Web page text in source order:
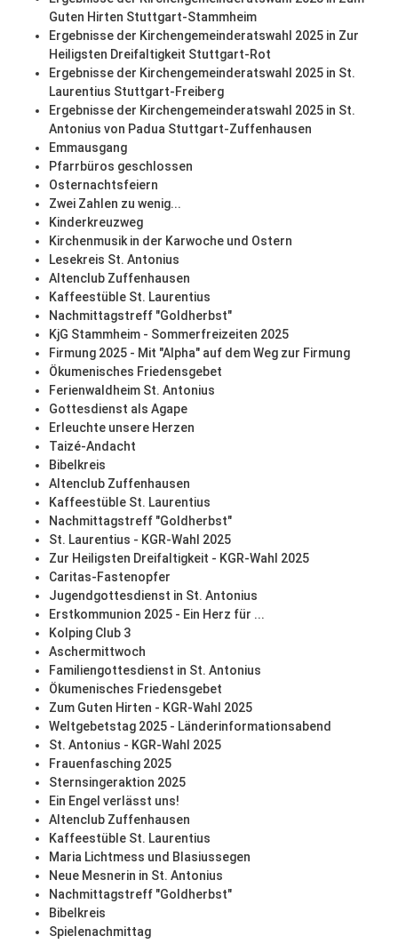
Guten Hirten Stuttgart-Stammheim
Ergebnisse der Kirchengemeinderatswahl 2025 in Zur
Heiligsten Dreifaltigkeit Stuttgart-Rot
Ergebnisse der Kirchengemeinderatswahl 2025 in St.
Laurentius Stuttgart-Freiberg
Ergebnisse der Kirchengemeinderatswahl 2025 in St.
Antonius von Padua Stuttgart-Zuffenhausen
Emmausgang
Pfarrbüros geschlossen
Osternachtsfeiern
Zwei Zahlen zu wenig...
Kinderkreuzweg
Kirchenmusik in der Karwoche und Ostern
Lesekreis St. Antonius
Altenclub Zuffenhausen
Kaffeestüble St. Laurentius
Nachmittagstreff "Goldherbst"
KjG Stammheim - Sommerfreizeiten 2025
Firmung 2025 - Mit "Alpha" auf dem Weg zur Firmung
Ökumenisches Friedensgebet
Ferienwaldheim St. Antonius
Gottesdienst als Agape
Erleuchte unsere Herzen
Taizé-Andacht
Bibelkreis
Altenclub Zuffenhausen
Kaffeestüble St. Laurentius
Nachmittagstreff "Goldherbst"
St. Laurentius - KGR-Wahl 2025
Zur Heiligsten Dreifaltigkeit - KGR-Wahl 2025
Caritas-Fastenopfer
Jugendgottesdienst in St. Antonius
Erstkommunion 2025 - Ein Herz für ...
Kolping Club 3
Aschermittwoch
Familiengottesdienst in St. Antonius
Ökumenisches Friedensgebet
Zum Guten Hirten - KGR-Wahl 2025
Weltgebetstag 2025 - Länderinformationsabend
St. Antonius - KGR-Wahl 2025
Frauenfasching 2025
Sternsingeraktion 2025
Ein Engel verlässt uns!
Altenclub Zuffenhausen
Kaffeestüble St. Laurentius
Maria Lichtmess und Blasiussegen
Neue Mesnerin in St. Antonius
Nachmittagstreff "Goldherbst"
Bibelkreis
Spielenachmittag